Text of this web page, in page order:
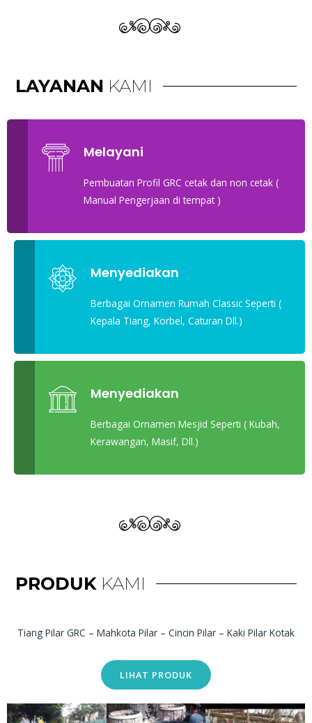
LAYANAN KAMI
Melayani
Pembuatan Profil GRC cetak dan non cetak (
Manual Pengerjaan di tempat )
Menyediakan
Berbagai Ornamen Rumah Classic Seperti (
Kepala Tiang, Korbel, Caturan Dll.)
Menyediakan
Berbagai Ornamen Mesjid Seperti ( Kubah,
Kerawangan, Masif, Dll.)
PRODUK KAMI
Tiang Pilar GRC – Mahkota Pilar – Cincin Pilar – Kaki Pilar Kotak
LIHAT PRODUK